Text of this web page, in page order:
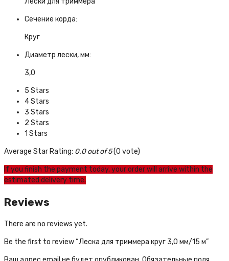
Сечение корда:
Круг
Диаметр лески, мм:
3,0
5 Stars
4 Stars
3 Stars
2 Stars
1 Stars
Average Star Rating: 0.0 out of 5(0 vote)
If you finish the payment today, your order will arrive within the
estimated delivery time.
Reviews
There are no reviews yet.
Be the first to review “Леска для триммера круг 3,0 мм/15 м”